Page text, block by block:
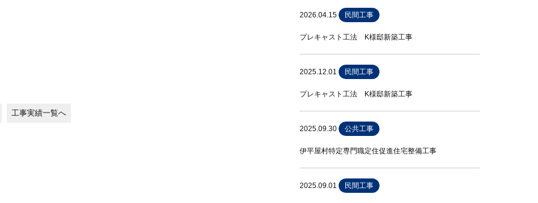
工事実績一覧へ
2026.04.15 民間工事
プレキャスト工法 K様邸新築工事
2025.12.01 民間工事
プレキャスト工法 K様邸新築工事
2025.09.30 公共工事
伊平屋村特定専門職定住促進住宅整備工事
2025.09.01 民間工事